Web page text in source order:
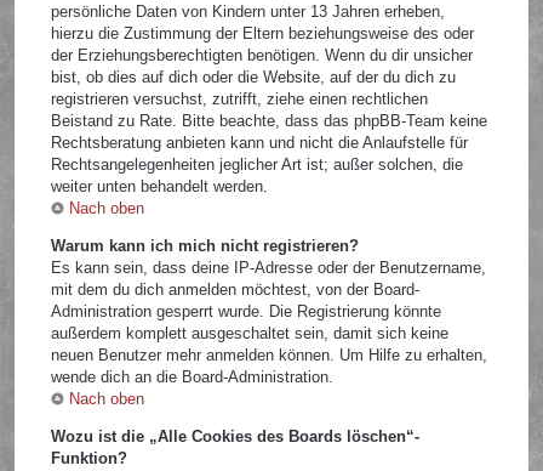
persönliche Daten von Kindern unter 13 Jahren erheben,
hierzu die Zustimmung der Eltern beziehungsweise des oder
der Erziehungsberechtigten benötigen. Wenn du dir unsicher
bist, ob dies auf dich oder die Website, auf der du dich zu
registrieren versuchst, zutrifft, ziehe einen rechtlichen
Beistand zu Rate. Bitte beachte, dass das phpBB-Team keine
Rechtsberatung anbieten kann und nicht die Anlaufstelle für
Rechtsangelegenheiten jeglicher Art ist; außer solchen, die
weiter unten behandelt werden.
Nach oben
Warum kann ich mich nicht registrieren?
Es kann sein, dass deine IP-Adresse oder der Benutzername,
mit dem du dich anmelden möchtest, von der Board-
Administration gesperrt wurde. Die Registrierung könnte
außerdem komplett ausgeschaltet sein, damit sich keine
neuen Benutzer mehr anmelden können. Um Hilfe zu erhalten,
wende dich an die Board-Administration.
Nach oben
Wozu ist die „Alle Cookies des Boards löschen“-
Funktion?